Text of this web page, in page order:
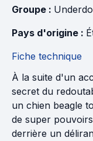
Groupe :
Pays d'origine :
Fiche technique
À la suite d'un
secret du
un chien beagle
de super
derrière un